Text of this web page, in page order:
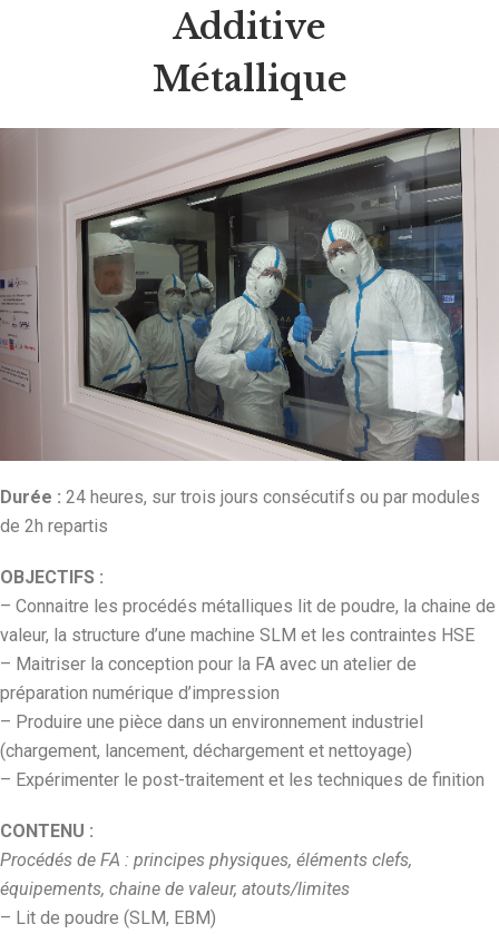
Additive
Métallique
Durée : 24 heures, sur trois jours consécutifs ou par modules
de 2h repartis
OBJECTIFS :
– Connaitre les procédés métalliques lit de poudre, la chaine de
valeur, la structure d’une machine SLM et les contraintes HSE
– Maitriser la conception pour la FA avec un atelier de
préparation numérique d’impression
– Produire une pièce dans un environnement industriel
(chargement, lancement, déchargement et nettoyage)
– Expérimenter le post-traitement et les techniques de finition
CONTENU :
Procédés de FA : principes physiques, éléments clefs,
équipements, chaine de valeur, atouts/limites
– Lit de poudre (SLM, EBM)